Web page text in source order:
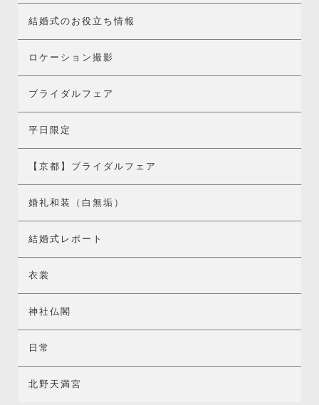
結婚式のお役立ち情報
ロケーション撮影
ブライダルフェア
平日限定
【京都】ブライダルフェア
婚礼和装（白無垢）
結婚式レポート
衣裳
神社仏閣
日常
北野天満宮